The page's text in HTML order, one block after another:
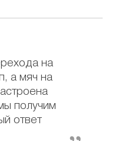
на
а мяч на
получим
ответ